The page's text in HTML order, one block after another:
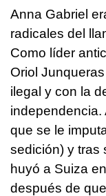
Anna Gabriel
radicales del
Como líder
Oriol
ilegal y con la
independencia.
que se le
sedición) y tras
huyó a Suiza
después de